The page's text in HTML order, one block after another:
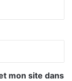
mon site dans